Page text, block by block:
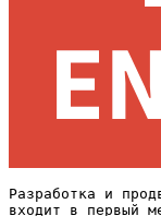
Разработка и
входит в первый